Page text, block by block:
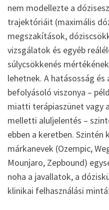
nem modellezte a
trajektóriáit (maximális
megszakítások,
vizsgálatok és egyéb
súlycsökkenés
lehetnek. A hatásosság
befolyásoló viszonya –
miatti terápiaszünet vagy
melletti aluljelentés –
ebben a keretben.
márkanevek (Ozempic,
Mounjaro, Zepbound)
noha a javallatok, a
klinikai felhasználási